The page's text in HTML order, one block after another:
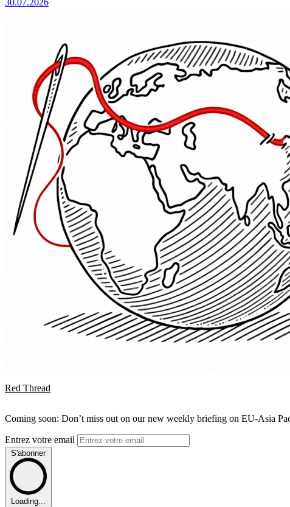
Red Thread
Coming soon: Don’t miss out on our new weekly briefing on EU-Asia
Entrez votre email
S'abonner
Loading...